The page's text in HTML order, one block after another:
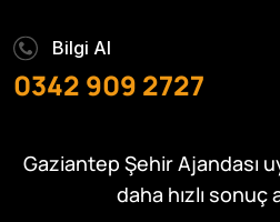
Bilgi Al
0342 909 2727
Gaziantep Şehir Ajandası
daha hızlı sonuç